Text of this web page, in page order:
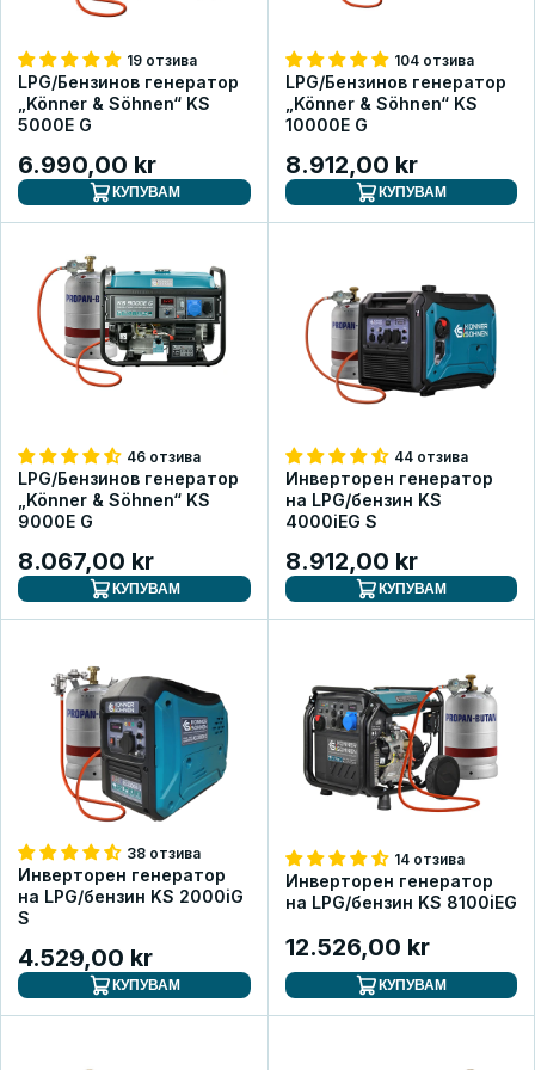
19 отзива
LPG/Бензинов генератор
„Könner & Söhnen“ KS
5000E G
6.990,00 kr
КУПУВАМ
104 отзива
LPG/Бензинов генератор
„Könner & Söhnen“ KS
10000E G
8.912,00 kr
КУПУВАМ
46 отзива
LPG/Бензинов генератор
„Könner & Söhnen“ KS
9000E G
8.067,00 kr
КУПУВАМ
44 отзива
Инверторен генератор
на LPG/бензин KS
4000iEG S
8.912,00 kr
КУПУВАМ
38 отзива
Инверторен генератор
на LPG/бензин KS 2000iG
S
4.529,00 kr
КУПУВАМ
14 отзива
Инверторен генератор
на LPG/бензин KS 8100iEG
12.526,00 kr
КУПУВАМ